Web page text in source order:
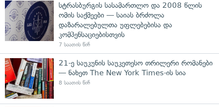
სტრასბურგის სასამართლო და 2008 წლის
ომის საქმეები — საიას ბრძოლა
დაზარალებულთა უფლებებისა და
კომპენსაციებისთვის
7 საათის წინ
21-ე საუკუნის საუკეთესო თრილერი რომანები
— ნახეთ The New York Times-ის სია
8 საათის წინ